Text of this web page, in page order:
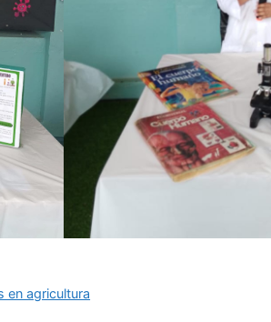
en agricultura